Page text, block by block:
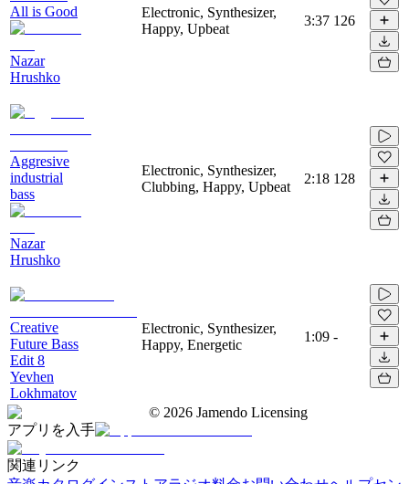
All is Good
Nazar
Hrushko
Electronic, Synthesizer,
Happy, Upbeat
3:37 126
Aggresive
industrial
bass
Nazar
Hrushko
Electronic, Synthesizer,
Clubbing, Happy, Upbeat
2:18 128
Creative
Future Bass
Edit 8
Yevhen
Lokhmatov
Electronic, Synthesizer,
Happy, Energetic
1:09 -
© 2026 Jamendo Licensing
アプリを入手
関連リンク